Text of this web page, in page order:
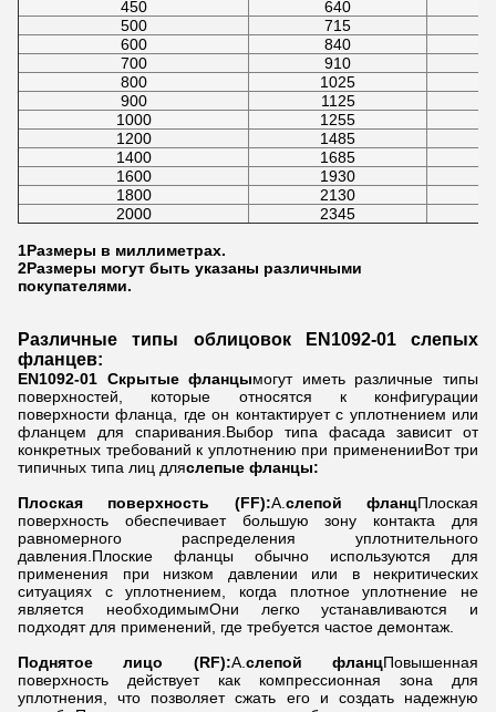
450
640
500
715
600
840
700
910
800
1025
900
1125
1000
1255
1200
1485
1400
1685
1600
1930
1800
2130
2000
2345
1Размеры в миллиметрах.
2Размеры могут быть указаны различными
покупателями.
Различные типы облицовок EN1092-01 слепых
фланцев:
EN1092-01 Скрытые фланцымогут иметь различные типы
поверхностей, которые относятся к конфигурации
поверхности фланца, где он контактирует с уплотнением или
фланцем для спаривания.Выбор типа фасада зависит от
конкретных требований к уплотнению при примененииВот три
типичных типа лиц дляслепые фланцы:
Плоская поверхность (FF):А. слепой фланцПлоская
поверхность обеспечивает большую зону контакта для
равномерного распределения уплотнительного
давления.Плоские фланцы обычно используются для
применения при низком давлении или в некритических
ситуациях с уплотнением, когда плотное уплотнение не
является необходимымОни легко устанавливаются и
подходят для применений, где требуется частое демонтаж.
Поднятое лицо (RF):А. слепой фланцПовышенная
поверхность действует как компрессионная зона для
уплотнения, что позволяет сжать его и создать надежную